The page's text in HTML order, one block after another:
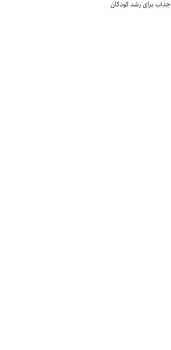
جذاب برای رشد کودکان